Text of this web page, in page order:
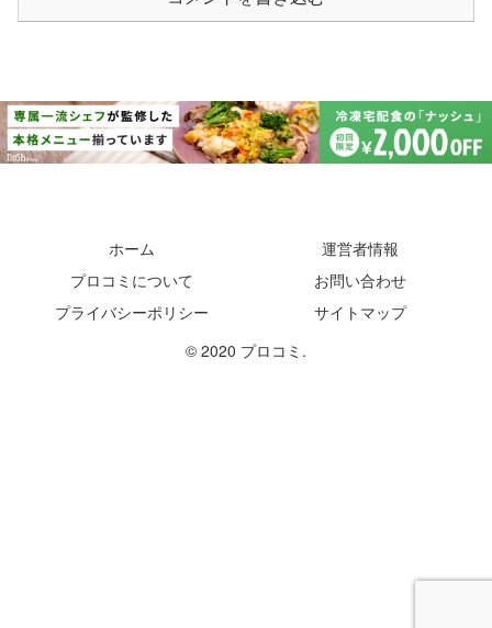
ホーム
運営者情報
プロコミについて
お問い合わせ
プライバシーポリシー
サイトマップ
© 2020 プロコミ.